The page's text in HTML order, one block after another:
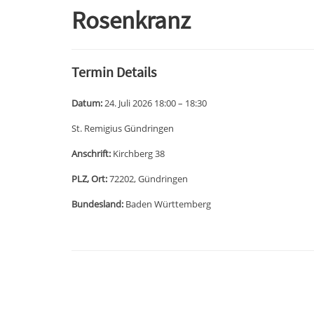
Rosenkranz
Termin Details
Datum:24. Juli 2026 18:00– 18:30
St. Remigius Gündringen
Anschrift: Kirchberg 38
PLZ, Ort:72202, Gündringen
Bundesland: Baden Württemberg